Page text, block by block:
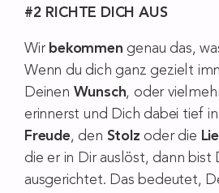
#2 RICHTE DICH AUS
Wir bekommen genau das,
Wenn du dich ganz gezielt
Deinen Wunsch, oder
erinnerst und Dich dabei tief
Freude, den Stolz oder die
die er in Dir auslöst, dann bist
ausgerichtet. Das bedeutet,